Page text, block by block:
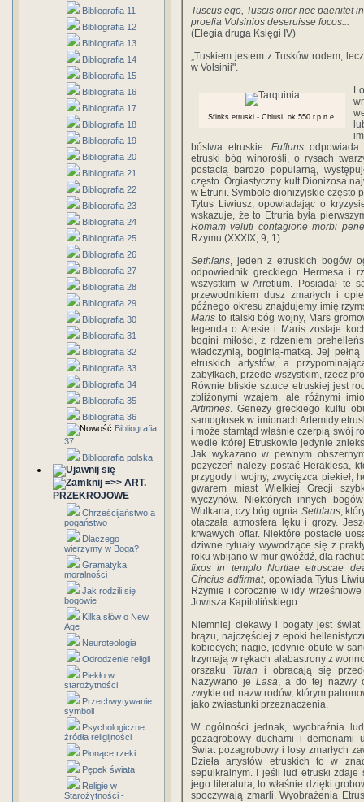
Bibliografia 11
Bibliografia 12
Bibliografia 13
Bibliografia 14
Bibliografia 15
Bibliografia 16
Bibliografia 17
Bibliografia 18
Bibliografia 19
Bibliografia 20
Bibliografia 21
Bibliografia 22
Bibliografia 23
Bibliografia 24
Bibliografia 25
Bibliografia 26
Bibliografia 27
Bibliografia 28
Bibliografia 29
Bibliografia 30
Bibliografia 31
Bibliografia 32
Bibliografia 33
Bibliografia 34
Bibliografia 35
Bibliografia 36
Bibliografia
37
Bibliografia polska
=>> ART.
PRZEKROJOWE
Chrześcijaństwo a
pogaństwo
Dlaczego
wierzymy w Boga?
Gramatyka
moralności
Jak rodzili się
bogowie
Kilka słów o New
Age
Neuroteologia
Odrodzenie religii
Piekło w
starożytności
Przechwytywanie
symboli
Psychologiczne
źródła religijności
Płonące rzeki
Pępek świata
Religie w
Starożytności -
Tuscus ego, Tuscis orior nec paenitet
proelia Volsinios deseruisse focos...
(Elegia druga Księgi IV)
„Tuskiem jestem z Tusków rodem,
w Volsinii".
Sfinks etruski - Chiusi, ok 550 r.p.n.e.
bóstwa etruskie. Fuflunsodpowiada
etruski bóg winorośli, o rysach
postacią bardzo popularną,
często. Orgiastyczny kult Dionizosa
w Etrurii. Symbole dionizyjskie często
Tytus Liwiusz, opowiadając o
wskazuje, że to Etruria była
Romam veluti contagione morbi
Rzymu (XXXIX, 9, 1).
Sethlans, jeden z etruskich bogów
odpowiednik grec­kiego Hermesa i
wszystkim w Arretium. Posiadał te
przewodnikiem dusz zmarłych i
późnego okresu znaj­dujemy imię
Maris to italski bóg wojny, Mars
legenda o Aresie i Maris zostaje
bogini miłości, z rdzeniem
władczynią, boginią-matką. Jej
etruskich artystów, a
zabytkach, przede wszystkim, rzecz
Równie bli­skie sztuce etruskiej jest
zbliżonymi wzajem, ale różnymi
Artimnes. Genezy greckiego kultu
samogłosek w imionach Artemidy
i może stamtąd właśnie czerpią swój
wedle której Etru­skowie jedynie
Jak wykazano w pewnym
pożyczeń należy postać Heraklesa,
przygody i wojny, zwycięzca piekieł,
gwarem miast Wielkiej Grecji
wyczynów. Niektórych innych
Wulkana, czy bóg ognia Sethlans,
otaczała atmosfera lęku i grozy.
krwawych ofiar. Niektóre postacie
dziwne rytuały wywodzące się z
roku wbijano w mur gwóźdź, dla
fixos in templo Nortiae etruscae
Cincius adfirmat, opowiada Tytus
Rzymie i corocznie w idy
Jowisza Kapitolińskiego.
Niemniej ciekawy i bogaty jest świat
brązu, naj­częściej z epoki
kobiecych; nagie, jedynie obute w
trzymają w rękach alabastrony z
orszaku Turan i obracają się
Nazywano jeLasa, a do tej nazwy
zwykle od nazw rodów, którym
jako zwiastunki przeznaczenia.
W ogólności jednak, wyobraźnia
pozagrobowy du­chami i demonami
Świat pozagrobowy i losy zmarłych
Dzieła artystów etruskich to w
sepulkralnym. I jeśli lud etruski zdaje
jego literatura, to właśnie dzięki
spoczywają zmarli. Wyobrażenia